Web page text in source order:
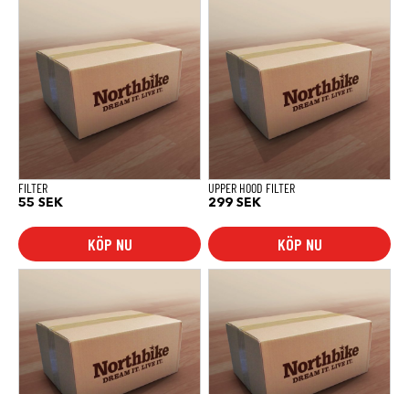
FILTER
55 SEK
KÖP NU
UPPER HOOD FILTER
299 SEK
KÖP NU